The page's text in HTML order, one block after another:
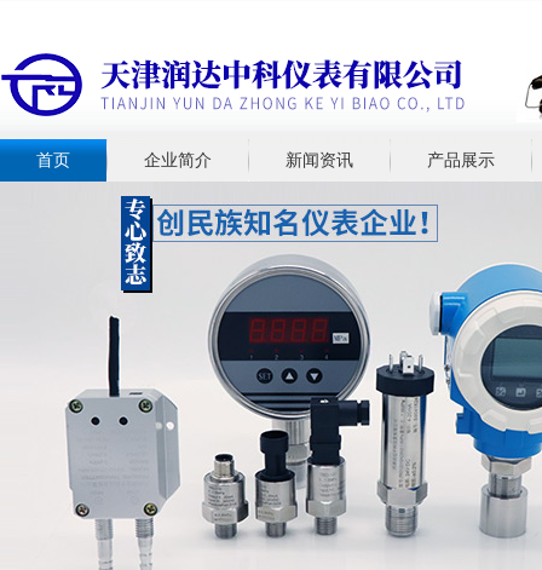
首页 企业简介 新闻资讯 产品展示